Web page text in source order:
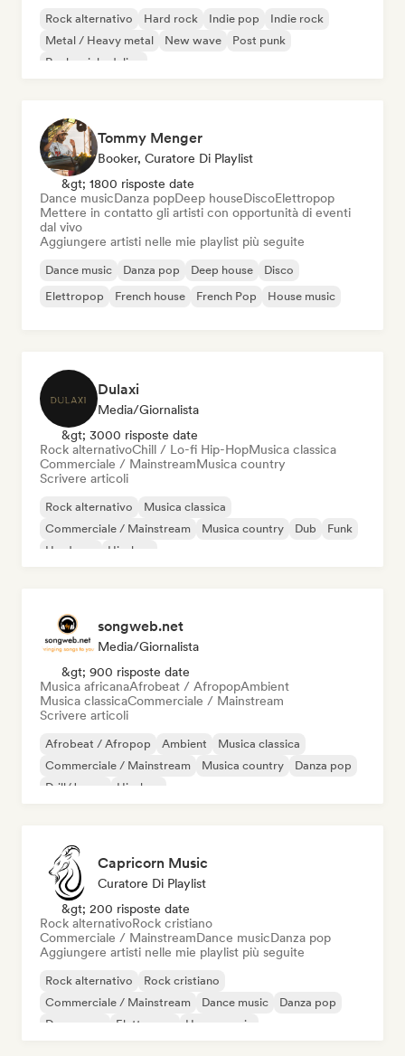
Rock alternativo Hard rock Indie pop
Indie rock
Metal / Heavy metal
New wave
Post punk
Rock psichedelico
Tommy Menger
Booker, Curatore Di Playlist
&gt; 1800 risposte date
Dance musicDanza popDeep houseDiscoElettropop
Mettere in contatto gli artisti con opportunità di eventi
dal vivo
Aggiungere artisti nelle mie playlist più seguite
Dance music Danza pop Deep house
Disco
Elettropop
French house French Pop House music
Dulaxi
Media/Giornalista
&gt; 3000 risposte date
Rock alternativoChill / Lo-fi Hip-HopMusica classica
Commerciale / MainstreamMusica country
Scrivere articoli
Rock alternativo
Musica classica
Commerciale / Mainstream
Musica country Dub
Funk
Hardcore
Hip-hop
songweb.net
Media/Giornalista
&gt; 900 risposte date
Musica africanaAfrobeat / AfropopAmbient
Musica classicaCommerciale / Mainstream
Scrivere articoli
Afrobeat / Afropop Ambient
Musica classica
Commerciale / Mainstream
Musica country
Danza pop
Drill/Jersey
Hip-hop
Capricorn Music
Curatore Di Playlist
&gt; 200 risposte date
Rock alternativoRock cristiano
Commerciale / MainstreamDance musicDanza pop
Aggiungere artisti nelle mie playlist più seguite
Rock alternativo
Rock cristiano
Commerciale / Mainstream
Dance music
Danza pop
Dream pop
Elettropop House music